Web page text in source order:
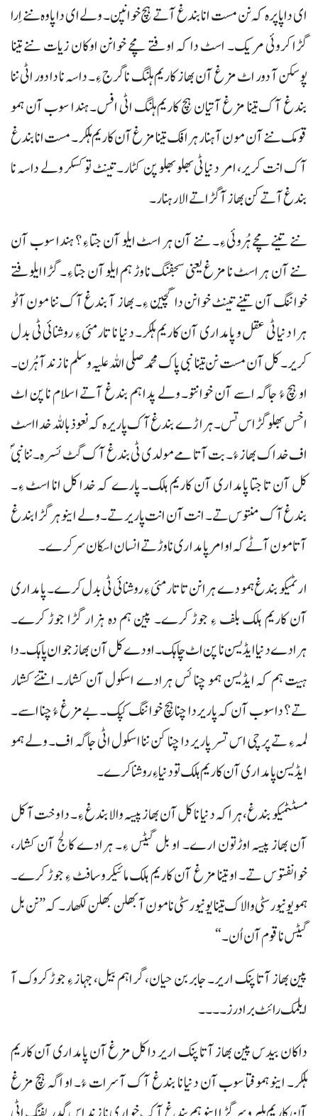
ای دا پاپرہ کہ نن مست انا بندغ آتے ہچ خوانپن۔ ولے ای دا پاوہ ننے اِرا
گڑا کروئی مریک۔ اسٹ دا کہ اوفتے مچے خوانن اوکان زیات ننے تینا
پوسکن آ دور اٹ مزغ آن بھاز کاریم ہلنگ ناگرج ءِ۔ داسہ نا دا دور اٹی ننا
بندغ آک تینا مزغ آتیان ہچ کاریم ہلنگ اٹی افس۔ ہندا سوب آن ہمو
قومک ننے آن مون آ ہنار ہرافک تینا مزغ آن کاریم ہلکر۔ مست انا بندغ
آک انت کریر، امر دنیا ٹی بھلو بھلو پن کٹار۔ تینٹ تو کسکر ولے داسہ نا
بندغ آتے کن بھاز آ گڑاتے الار ہنار۔
ننے تینے مچے ہُروئی ءِ۔ ننے آن ہر اسٹ ایلو آن جتا ءِ؟ ہندا سوب آن
ننے آن ہر اسٹ نا مزغ یعنی سجفنگ نا وڑ ہم ایلو آن جتا ءِ۔ گڑا ایلوفتے
خواننگ آن تینے تینٹ خوانن دا گچین ءِ۔ بھاز آ بندغ آک ننا مون آٹو
ہرا دنیا ٹی عقل و پامداری آن کاریم ہلکر۔ دنیا نا تارمئی ءِ روشنائی ٹی بدل
کریر۔ کل آن مست نن تینا نبی پاک محمد صلی اللہ علیہ وسلم نا زند آ ہُرن۔
او ہچ ءُ جاگہ اسے آن خوانتو۔ ولے پدا ہم بندغ آتے اسلام نا پن اٹ
اخس بھلو گڑاس تس۔ ہراڑے بندغ آک پاریرہ کہ نعوذ باللہ خدا اسٹ
اف خداک بھاز ءُ۔ بت آتا مے مولدی ٹی بندغ آک گٹ ئسرہ۔ ننا نبیؐ
کل آن تا جتا پامداری آن کاریم ہلک۔ پارے کہ خدا کل انا اسٹ ءِ۔
بندغ آک منتوس تے۔ انت آن انت پاریر تے۔ ولے اینو ہر گڑا بندغ
آتا مون آٹے کہ او امر پامداری نا وڑ تے انسان اسکان سر کرے۔
ارٹمیکو بندغ ہمو دے ہرا نن تا تارمئی ءِ روشنائی ٹی بدل کرے۔ پامداری
آن کاریم ہلک بلف ءِ جوڑ کرے۔ پین ہم دہ ہزار گڑا جوڑ کرے۔
ہرادے دنیا ایڈیسن نا پن اٹ چاہک۔ اودے کل آن بھاز جوان پاہک۔ دا
ہیت ہم کہ ایڈیسن ہمو چنا ئس ہرادے اسکول آن کشار۔ انتئے کشار
تے؟ دا سوب آن کہ پاریر دا چنا ہچ خواننگ کپک۔ بے مزغ ءُ چنا اسے۔
لمہ ءِ تے پرچی اس تسر پاریر دا چنا کن ننا اسکول اٹی جاگہ اف۔ ولے ہمو
ایڈیسن پامداری آن کاریم ہلک تو دنیا ءِ روشنا کرے۔
مسٹٹمیکو بندغ، ہراکہ دنیا نا کل آن بھاز پیسہ والا بندغ ءِ۔ دا وخت آ کل
آن بھاز پیسہ اوڑتون ارے۔ او بل گیٹس ءِ۔ ہرادے کالج آن کشار،
خوانفتوس تے۔ او تینا مزغ آن کاریم ہلک مائیکروسافٹ ءِ جوڑ کرے۔
ہمو یونیورسٹی والاک تینا یونیورسٹی نا مون آ بھلن بھلن لکھار۔ کہ ”نن بل
گیٹس نا قوم آن اُن۔“
پین بھاز آتا پنک اریر۔ جابر بن حیان، گراہم بیل، جہاز ءِ جوڑ کروک آ
ایلمک رائٹ برادرز۔۔۔۔
داکان بیدس پین بھاز آتا پنک اریر دا کل مزغ آن پامداری آن کاریم
ہلکر۔ اینو ہموفتا سوب آن دنیا نا بندغ آک آسرات ءُ۔ او اگہ ہچ مزغ